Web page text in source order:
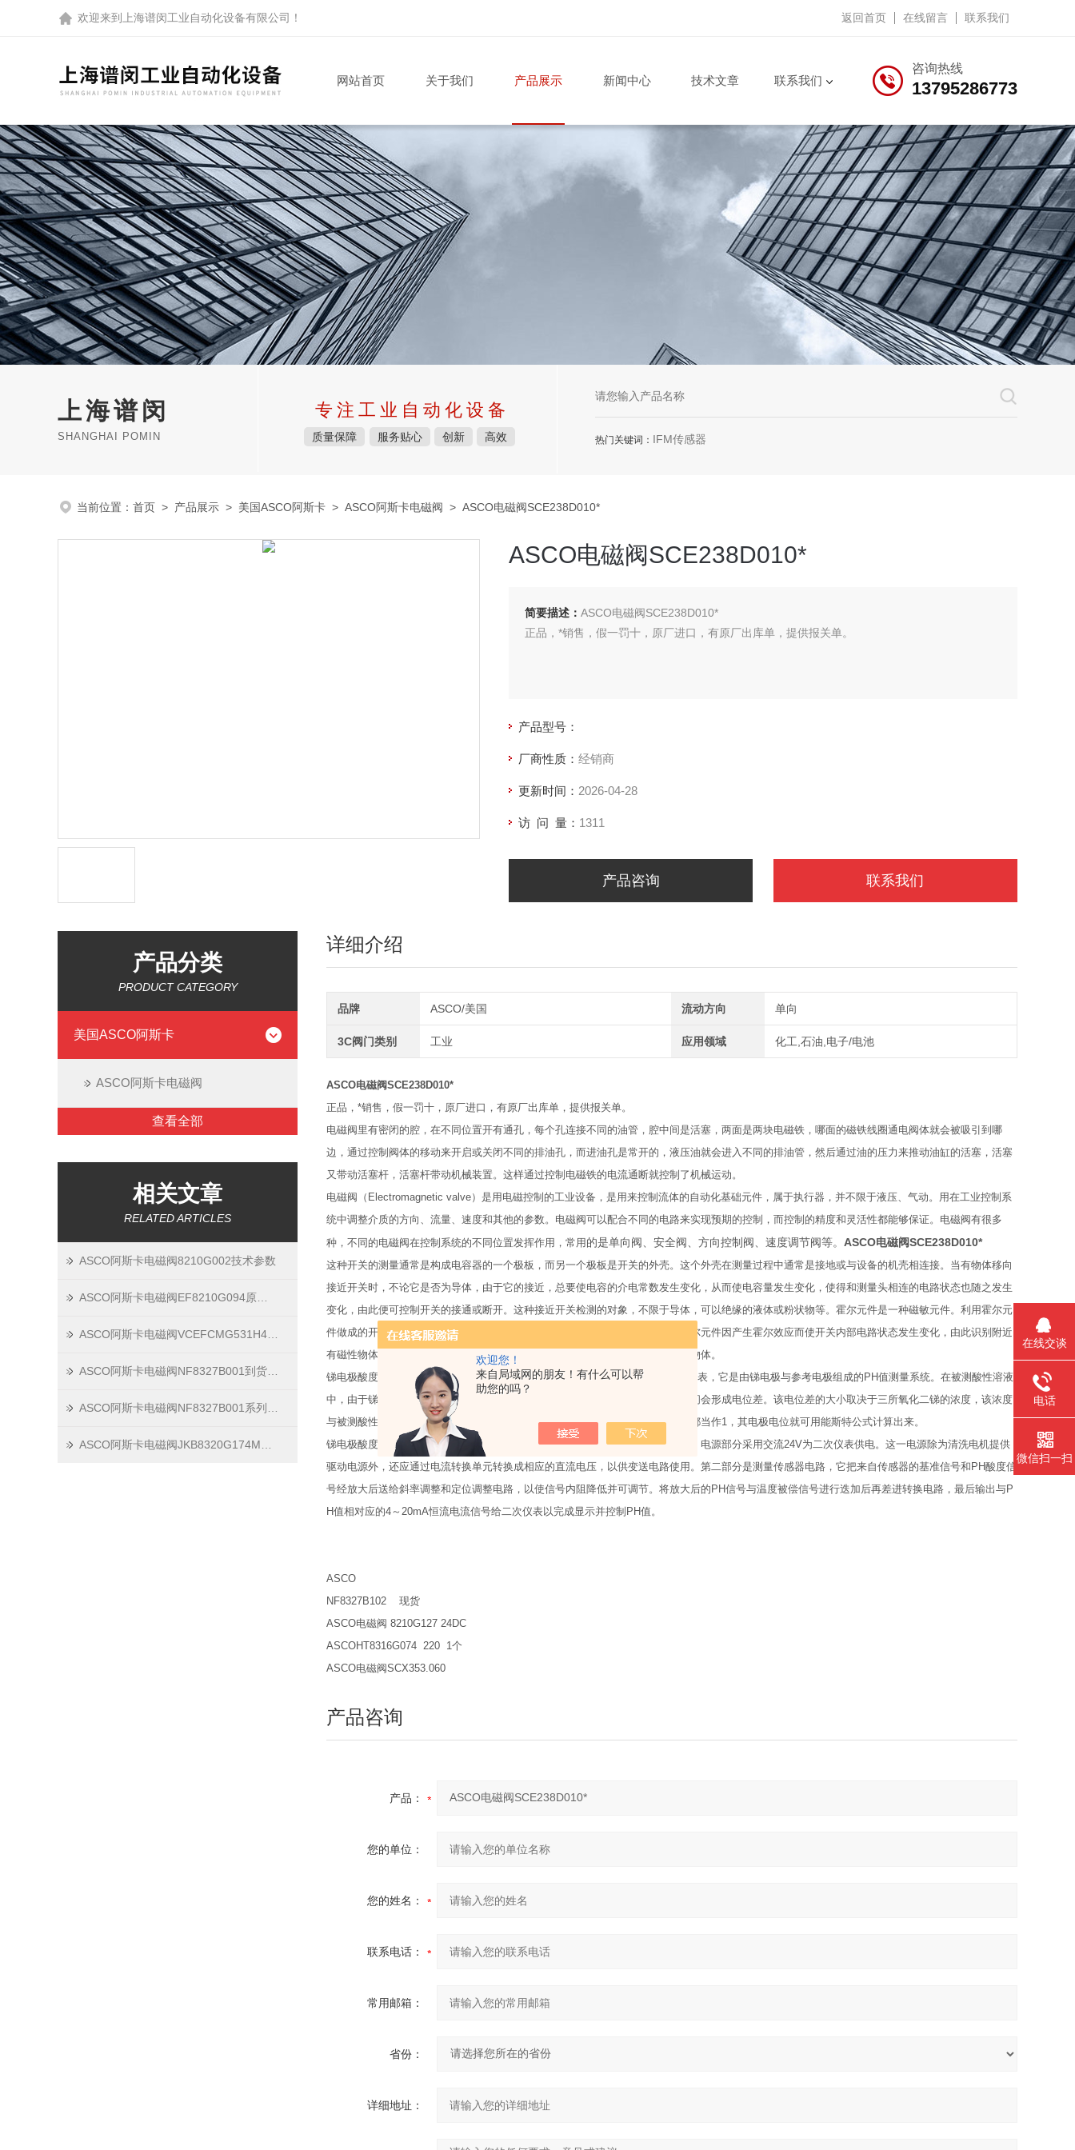
欢迎您！
来自局域网的朋友！有什么可以帮
助您的吗？
欢迎来到 上海谱闵工业自动化设备有限公司 ！ 返回首页 在线留言 联系我们
咨询热线
13795286773
网站首页 关于我们 产品展示 新闻中心 技术文章 联系我们
上海谱闵
SHANGHAI POMIN
专注工业自动化设备
质量保障 服务贴心 创新 高效 热门关键词： IFM传感器
当前位置： 首页 > 产品展示 > 美国ASCO阿斯卡 > ASCO阿斯卡电磁阀 > ASCO电磁阀SCE238D010*
ASCO电磁阀SCE238D010*
简要描述： ASCO电磁阀SCE238D010*
正品，*销售，假一罚十，原厂进口，有原厂出库单，提供报关单。
产品型号：
厂商性质： 经销商
更新时间： 2026-04-28
访 问 量： 1311
产品咨询 联系我们
产品分类
PRODUCT CATEGORY
美国ASCO阿斯卡
ASCO阿斯卡电磁阀
查看全部
相关文章
RELATED ARTICLES
ASCO阿斯卡电磁阀8210G002技术参数
详细介绍
品牌 ASCO/美国 流动方向 单向
3C阀门类别 工业 应用领域 化工,石油,电子/电池
ASCO电磁阀SCE238D010*
正品，*销售，假一罚十，原厂进口，有原厂出库单，提供报关单。
电磁阀里有密闭的腔，在不同位置开有通孔，每个孔连接不同的油管，腔中间是活塞，两面是两块电磁铁，哪面的磁铁线圈通电阀体就会被吸引到哪
边，通过控制阀体的移动来开启或关闭不同的排油孔，而进油孔是常开的，液压油就会进入不同的排油管，然后通过油的压力来推动油缸的活塞，活塞
又带动活塞杆，活塞杆带动机械装置。这样通过控制电磁铁的电流通断就控制了机械运动。
电磁阀（Electromagnetic valve）是用电磁控制的工业设备，是用来控制流体的自动化基础元件，属于执行器，并不限于液压、气动。用在工业控制系
统中调整介质的方向、流量、速度和其他的参数。电磁阀可以配合不同的电路来实现预期的控制，而控制的精度和灵活性都能够保证。电磁阀有很多
种，不同的电磁阀在控制系统的不同位置发挥作用，常用 的是单向阀、安全阀、方向控制阀、速度调节阀等。 ASCO电磁阀SCE238D010*
这种开关的测量通常是构成电容器的一个极板，而另一个极板是开关的外壳。这个外壳在测量过程中通常是接地或与设备的机壳相连接。当有物体移向
接近开关时，不论它是否为导体，由于它的接近，总要使电容的介电常数发生变化，从而使电容量发生变化，使得和测量头相连的电路状态也随之发生
变化，由此便可控制开关的接通或断开。这种接近开关检测的对象，不限于导体，可以绝缘的液体或粉状物等。霍尔元件是一种磁敏元件。利用霍尔元
件做成的开关，叫做霍尔开关。当磁性物件移近霍尔开关时，开关检测面上的霍尔元件因产生霍尔效应而使开关内部电路状态发生变化，由此识别附近
有磁性物体存在，进而控制开关的通或断。这种接近开关的检测对象必须是磁性物体。
锑电极酸度传感器是集 PH检测、自动清洗、电信号转换为一体的工业在线分析仪表，它是由锑电极与参考电极组成的PH值测量系统。在被测酸性溶液
中，由于锑电极表面会生成三氧化二锑氧化层，这样在金属锑面与三氧化二锑之间会形成电位差。该电位差的大小取决于三所氧化二锑的浓度，该浓度
与被测酸性溶液中氢离子的适度相对应。如果把锑、三氧化二锑和水溶液的适度都当作1，其电极电位就可用能斯特公式计算出来。
锑电极酸度传感器中的固体模块电路由两大部分组成。为了现场作用的安全起见，电源部分采用交流24V为二次仪表供电。这一电源除为清洗电机提供
驱动电源外，还应通过电流转换单元转换成相应的直流电压，以供变送电路使用。第二部分是测量传感器电路，它把来自传感器的基准信号和PH酸度信
号经放大后送给斜率调整和定位调整电路，以使信号内阻降低并可调节。将放大后的PH信号与温度被偿信号进行迭加后再差进转换电路，最后输出与P
H值相对应的4～20mA恒流电流信号给二次仪表以完成显示并控制PH值。
ASCO
NF8327B102 现货
ASCO电磁阀 8210G127 24DC
ASCOHT8316G074 220 1个
ASCO电磁阀SCX353.060
产品咨询
产品：
您的单位：
您的姓名：
联系电话：
常用邮箱：
省份：
详细地址：
在线交谈
电话
微信扫一扫